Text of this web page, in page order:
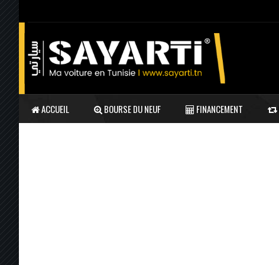
ACCUEIL BOURSE DU NEUF FINANCEMENT